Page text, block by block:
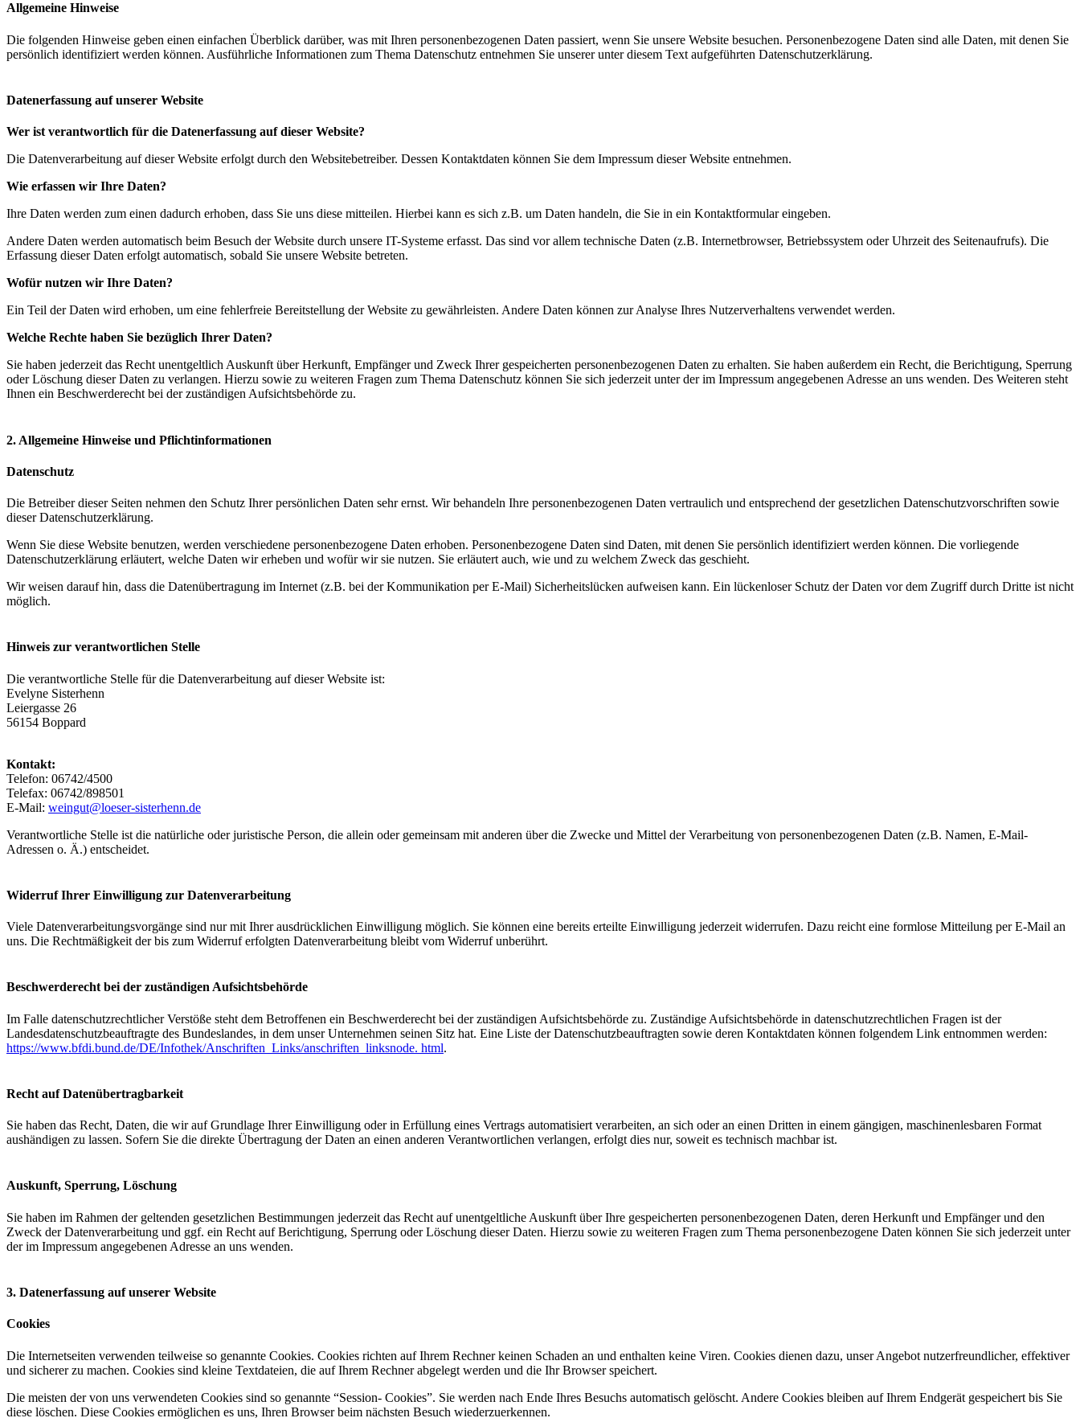
Allgemeine Hinweise
Die folgenden Hinweise geben einen einfachen Überblick darüber, was mit Ihren personenbezogenen Daten passiert, wenn Sie unsere Website besuchen. Personenbezogene Daten sind alle Daten, mit denen Sie
persönlich identifiziert werden können. Ausführliche Informationen zum Thema Datenschutz entnehmen Sie unserer unter diesem Text aufgeführten Datenschutzerklärung.
Datenerfassung auf unserer Website
Wer ist verantwortlich für die Datenerfassung auf dieser Website?
Die Datenverarbeitung auf dieser Website erfolgt durch den Websitebetreiber. Dessen Kontaktdaten können Sie dem Impressum dieser Website entnehmen.
Wie erfassen wir Ihre Daten?
Ihre Daten werden zum einen dadurch erhoben, dass Sie uns diese mitteilen. Hierbei kann es sich z.B. um Daten handeln, die Sie in ein Kontaktformular eingeben.
Andere Daten werden automatisch beim Besuch der Website durch unsere IT-Systeme erfasst. Das sind vor allem technische Daten (z.B. Internetbrowser, Betriebssystem oder Uhrzeit des Seitenaufrufs). Die
Erfassung dieser Daten erfolgt automatisch, sobald Sie unsere Website betreten.
Wofür nutzen wir Ihre Daten?
Ein Teil der Daten wird erhoben, um eine fehlerfreie Bereitstellung der Website zu gewährleisten. Andere Daten können zur Analyse Ihres Nutzerverhaltens verwendet werden.
Welche Rechte haben Sie bezüglich Ihrer Daten?
Sie haben jederzeit das Recht unentgeltlich Auskunft über Herkunft, Empfänger und Zweck Ihrer gespeicherten personenbezogenen Daten zu erhalten. Sie haben außerdem ein Recht, die Berichtigung, Sperrung
oder Löschung dieser Daten zu verlangen. Hierzu sowie zu weiteren Fragen zum Thema Datenschutz können Sie sich jederzeit unter der im Impressum angegebenen Adresse an uns wenden. Des Weiteren steht
Ihnen ein Beschwerderecht bei der zuständigen Aufsichtsbehörde zu.
2. Allgemeine Hinweise und Pflichtinformationen
Datenschutz
Die Betreiber dieser Seiten nehmen den Schutz Ihrer persönlichen Daten sehr ernst. Wir behandeln Ihre personenbezogenen Daten vertraulich und entsprechend der gesetzlichen Datenschutzvorschriften sowie
dieser Datenschutzerklärung.
Wenn Sie diese Website benutzen, werden verschiedene personenbezogene Daten erhoben. Personenbezogene Daten sind Daten, mit denen Sie persönlich identifiziert werden können. Die vorliegende
Datenschutzerklärung erläutert, welche Daten wir erheben und wofür wir sie nutzen. Sie erläutert auch, wie und zu welchem Zweck das geschieht.
Wir weisen darauf hin, dass die Datenübertragung im Internet (z.B. bei der Kommunikation per E-Mail) Sicherheitslücken aufweisen kann. Ein lückenloser Schutz der Daten vor dem Zugriff durch Dritte ist nicht
möglich.
Hinweis zur verantwortlichen Stelle
Die verantwortliche Stelle für die Datenverarbeitung auf dieser Website ist:
Evelyne Sisterhenn
Leiergasse 26
56154 Boppard
Kontakt:
Telefon: 06742/4500
Telefax: 06742/898501
E-Mail: weingut@loeser-sisterhenn.de
Verantwortliche Stelle ist die natürliche oder juristische Person, die allein oder gemeinsam mit anderen über die Zwecke und Mittel der Verarbeitung von personenbezogenen Daten (z.B. Namen, E-Mail-
Adressen o. Ä.) entscheidet.
Widerruf Ihrer Einwilligung zur Datenverarbeitung
Viele Datenverarbeitungsvorgänge sind nur mit Ihrer ausdrücklichen Einwilligung möglich. Sie können eine bereits erteilte Einwilligung jederzeit widerrufen. Dazu reicht eine formlose Mitteilung per E-Mail an
uns. Die Rechtmäßigkeit der bis zum Widerruf erfolgten Datenverarbeitung bleibt vom Widerruf unberührt.
Beschwerderecht bei der zuständigen Aufsichtsbehörde
Im Falle datenschutzrechtlicher Verstöße steht dem Betroffenen ein Beschwerderecht bei der zuständigen Aufsichtsbehörde zu. Zuständige Aufsichtsbehörde in datenschutzrechtlichen Fragen ist der
Landesdatenschutzbeauftragte des Bundeslandes, in dem unser Unternehmen seinen Sitz hat. Eine Liste der Datenschutzbeauftragten sowie deren Kontaktdaten können folgendem Link entnommen werden:
https://www.bfdi.bund.de/DE/Infothek/Anschriften_Links/anschriften_linksnode. html.
Recht auf Datenübertragbarkeit
Sie haben das Recht, Daten, die wir auf Grundlage Ihrer Einwilligung oder in Erfüllung eines Vertrags automatisiert verarbeiten, an sich oder an einen Dritten in einem gängigen, maschinenlesbaren Format
aushändigen zu lassen. Sofern Sie die direkte Übertragung der Daten an einen anderen Verantwortlichen verlangen, erfolgt dies nur, soweit es technisch machbar ist.
Auskunft, Sperrung, Löschung
Sie haben im Rahmen der geltenden gesetzlichen Bestimmungen jederzeit das Recht auf unentgeltliche Auskunft über Ihre gespeicherten personenbezogenen Daten, deren Herkunft und Empfänger und den
Zweck der Datenverarbeitung und ggf. ein Recht auf Berichtigung, Sperrung oder Löschung dieser Daten. Hierzu sowie zu weiteren Fragen zum Thema personenbezogene Daten können Sie sich jederzeit unter
der im Impressum angegebenen Adresse an uns wenden.
3. Datenerfassung auf unserer Website
Cookies
Die Internetseiten verwenden teilweise so genannte Cookies. Cookies richten auf Ihrem Rechner keinen Schaden an und enthalten keine Viren. Cookies dienen dazu, unser Angebot nutzerfreundlicher, effektiver
und sicherer zu machen. Cookies sind kleine Textdateien, die auf Ihrem Rechner abgelegt werden und die Ihr Browser speichert.
Die meisten der von uns verwendeten Cookies sind so genannte “Session- Cookies”. Sie werden nach Ende Ihres Besuchs automatisch gelöscht. Andere Cookies bleiben auf Ihrem Endgerät gespeichert bis Sie
diese löschen. Diese Cookies ermöglichen es uns, Ihren Browser beim nächsten Besuch wiederzuerkennen.